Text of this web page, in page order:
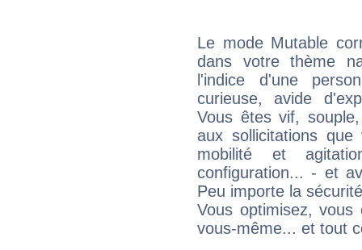
Le mode Mutable
dans votre thème
l'indice d'une
curieuse, avide
Vous êtes vif,
aux sollicitations
mobilité et
configuration... - et
Peu importe la
Vous optimisez, vous
vous-même... et tout